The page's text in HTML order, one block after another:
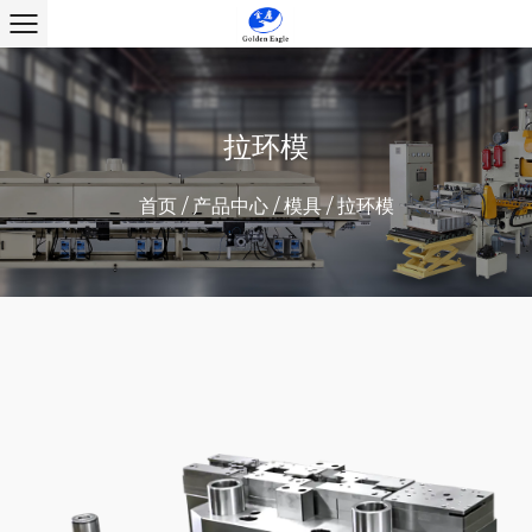
拉环模
首页/ 产品中心/模具/拉环模